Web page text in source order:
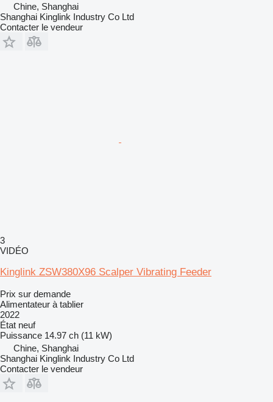
Chine, Shanghai
Shanghai Kinglink Industry Co Ltd
Contacter le vendeur
3
VIDÉO
Kinglink ZSW380X96 Scalper Vibrating Feeder
Prix sur demande
Alimentateur à tablier
2022
État neuf
Puissance 14.97 ch (11 kW)
Chine, Shanghai
Shanghai Kinglink Industry Co Ltd
Contacter le vendeur